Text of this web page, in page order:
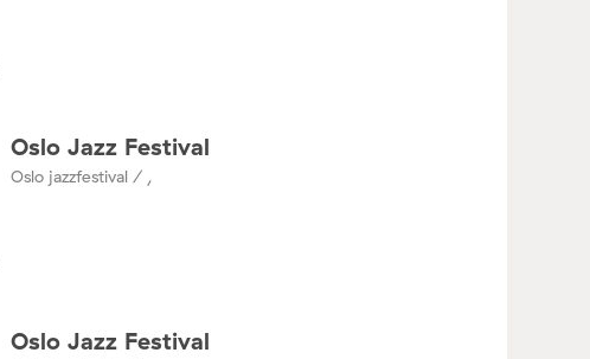
Oslo Jazz Festival
Oslo jazzfestival / ,
Oslo Jazz Festival